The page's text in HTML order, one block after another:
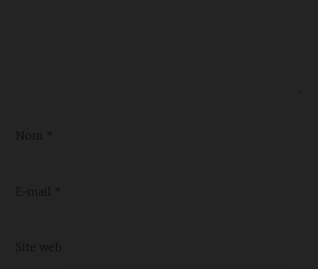
Nom *
E-mail *
Site web